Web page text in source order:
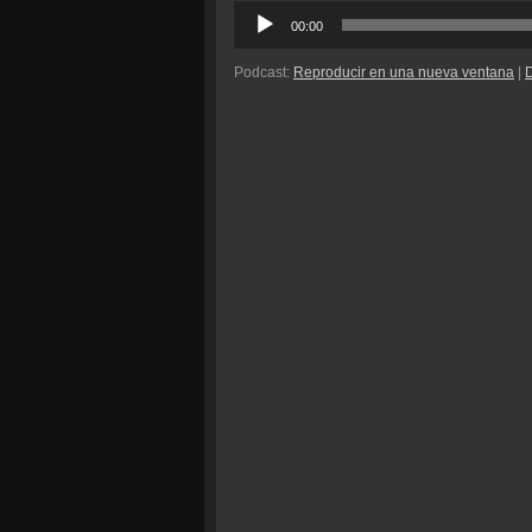
Reproductor
audio
00:00
Podcast: Reproducir en una nueva ventana |